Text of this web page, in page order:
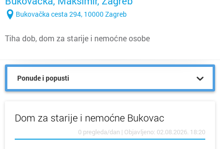
Bukovačka cesta 294, 10000 Zagreb
Tiha dob, dom za starije i nemoćne osobe
Ponude i popusti
Dom za starije i nemoćne Bukovac
0 pregleda/dan | Objavljeno: 02.08.2026. 18:20